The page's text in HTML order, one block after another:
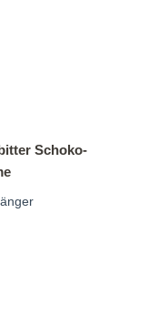
Schoko-